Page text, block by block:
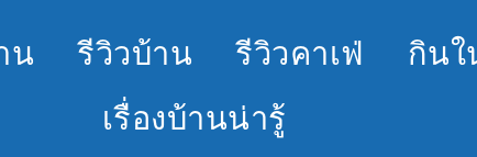
น รีวิวบ้าน รีวิวคาเฟ่
กินใ
เรื่องบ้านน่ารู้